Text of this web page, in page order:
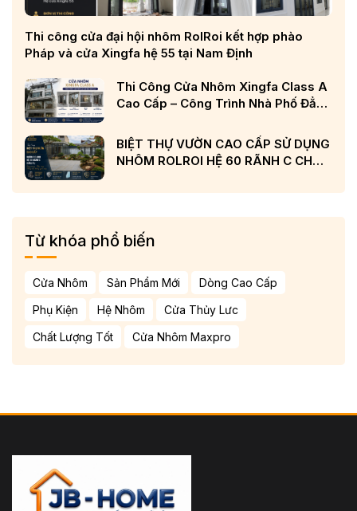
Thi công cửa đại hội nhôm RolRoi kết hợp phào
Pháp và cửa Xingfa hệ 55 tại Nam Định
Thi Công Cửa Nhôm Xingfa Class A
Cao Cấp – Công Trình Nhà Phố Đẳng
BIỆT THỰ VƯỜN CAO CẤP SỬ DỤNG
NHÔM ROLROI HỆ 60 RÃNH C CHÂU
Từ khóa phổ biến
Cửa Nhôm Sản Phẩm Mới
Dòng Cao Cấp
Phụ Kiện
Hệ Nhôm
Cửa Thủy Lưc
Chất Lượng Tốt
Cửa Nhôm Maxpro